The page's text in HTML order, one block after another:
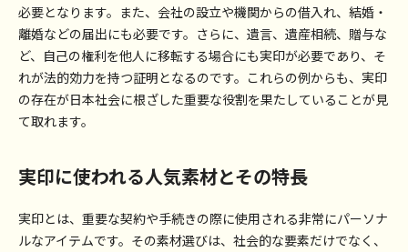
必要となります。また、会社の設立や機関からの借入れ、結婚・
離婚などの届出にも必要です。さらに、遺言、遺産相続、贈与な
ど、自己の権利を他人に移転する場合にも実印が必要であり、そ
れが法的効力を持つ証明となるのです。これらの例からも、実印
の存在が日本社会に根ざした重要な役割を果たしていることが見
て取れます。
実印に使われる人気素材とその特長
実印とは、重要な契約や手続きの際に使用される非常にパーソナ
ルなアイテムです。その素材選びは、社会的な要素だけでなく、